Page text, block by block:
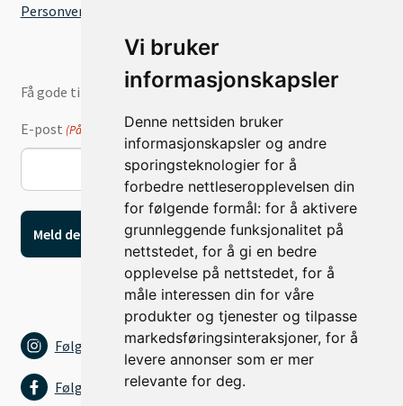
Vi bruker
informasjonskapsler
Denne nettsiden bruker
informasjonskapsler og andre
sporingsteknologier for å
forbedre nettleseropplevelsen din
for følgende formål: for å aktivere
grunnleggende funksjonalitet på
nettstedet, for å gi en bedre
opplevelse på nettstedet, for å
måle interessen din for våre
produkter og tjenester og tilpasse
markedsføringsinteraksjoner, for å
levere annonser som er mer
relevante for deg.
Personvernserklæring
Få gode tilbud og nyheter på e-post
E-post (Påkrevd)
Følg oss på Instagram
Følg oss på Facebook